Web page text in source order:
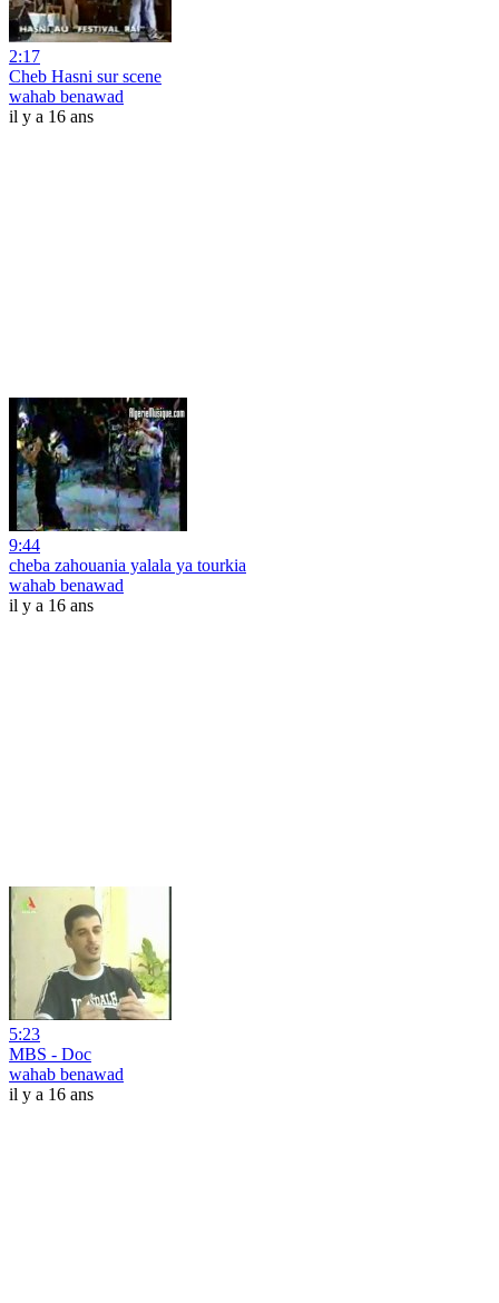
2:17
Cheb Hasni sur scene
wahab benawad
il y a 16 ans
9:44
cheba zahouania yalala ya tourkia
wahab benawad
il y a 16 ans
5:23
MBS - Doc
wahab benawad
il y a 16 ans